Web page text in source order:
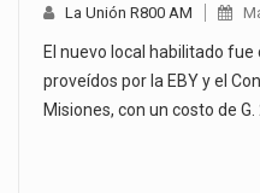
La Unión R800 AM
El nuevo local habilitado
proveídos por la EBY y el
Misiones, con un costo de